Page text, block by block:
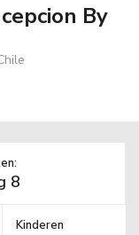
By
Kinderen